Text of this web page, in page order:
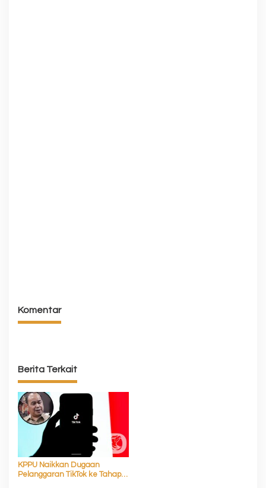
Komentar
Berita Terkait
KPPU Naikkan Dugaan
Pelanggaran TikTok ke Tahap